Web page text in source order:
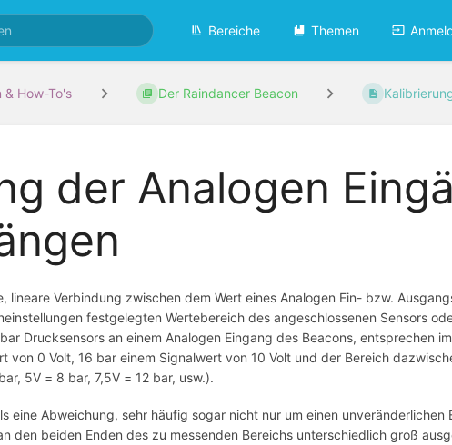
Bereiche Themen
& How-To's Der Raindancer Beacon
der Analogen
lineare Verbindung zwischen dem Wert eines Analogen Ein- bzw.
festgelegten Wertebereich des angeschlossenen Sensors
Drucksensors an einem Analogen Eingang des Beacons, entsprechen
von 0 Volt, 16 bar einem Signalwert von 10 Volt und der Bereich
5V = 8 bar, 7,5V = 12 bar, usw.).
eine Abweichung, sehr häufig sogar nicht nur um einen unveränderlichen
den beiden Enden des zu messenden Bereichs unterschiedlich groß